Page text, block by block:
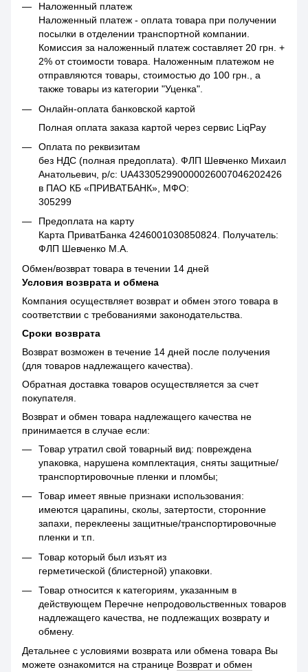
Наложенный платеж
Наложенный платеж - оплата товара при получении
посылки в отделении транспортной компании.
Комиссия за наложенный платеж составляет 20 грн. +
2% от стоимости товара. Наложенным платежом не
отправляются товары, стоимостью до 100 грн., а
также товары из категории "Уценка".
Онлайн-оплата банковской картой
Полная оплата заказа картой через сервис LiqPay
Оплата по реквизитам
без НДС (полная предоплата). ФЛП Шевченко Михаил
Анатольевич, р/с: UA433052990000026007046202426
в ПАО КБ «ПРИВАТБАНК», МФО:
305299
Предоплата на карту
Карта ПриватБанка 4246001030850824. Получатель:
ФЛП Шевченко М.А.
Обмен/возврат товара в течении 14 дней
Условия возврата и обмена
Компания осуществляет возврат и обмен этого товара в
соответствии с требованиями законодательства.
Сроки возврата
Возврат возможен в течение 14 дней после получения
(для товаров надлежащего качества).
Обратная доставка товаров осуществляется за счет
покупателя.
Возврат и обмен товара надлежащего качества не
принимается в случае если:
Товар утратил свой товарный вид: повреждена
упаковка, нарушена комплектация, сняты защитные/
транспортировочные пленки и пломбы;
Товар имеет явные признаки использования:
имеются царапины, сколы, затертости, сторонние
запахи, переклеены защитные/транспортировочные
пленки и т.п.
Товар который был изъят из
герметической (блистерной) упаковки.
Товар относится к категориям, указанным в
действующем Перечне непродовольственных товаров
надлежащего качества, не подлежащих возврату и
обмену.
Детальнее с условиями возврата или обмена товара Вы
можете ознакомится на странице Возврат и обмен